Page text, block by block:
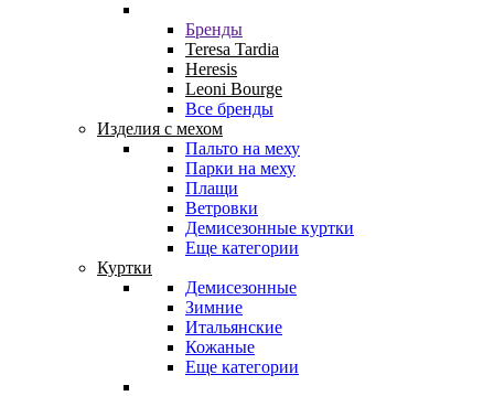
Бренды
Teresa Tardia
Heresis
Leoni Bourge
Все бренды
Изделия с мехом
Пальто на меху
Парки на меху
Плащи
Ветровки
Демисезонные куртки
Еще категории
Куртки
Демисезонные
Зимние
Итальянские
Кожаные
Еще категории